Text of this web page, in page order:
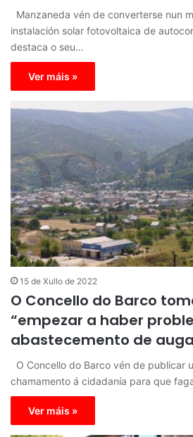
Manzaneda vén de converterse nun
instalación solar fotovoltaica de
destaca o seu…
Ver máis »
15 de Xullo de 2022
O Concello do Barco
“empezar a haber
abastecemento de
O Concello do Barco vén de publicar
chamamento á cidadanía para que
Ver máis »